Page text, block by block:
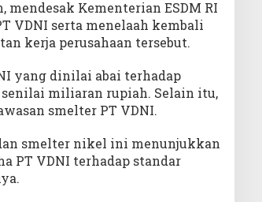
Kementerian ESDM RI
VDNI serta menelaah kembali
kerja perusahaan tersebut.
yang dinilai abai terhadap
miliaran rupiah. Selain itu,
smelter PT VDNI.
smelter nikel ini menunjukkan
PT VDNI terhadap standar